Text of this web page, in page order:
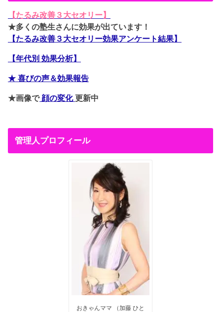
【たるみ改善３大セオリー】
★多くの塾生さんに効果が出ています！
【たるみ改善３大セオリー効果アンケート結果】
【年代別 効果分析】
★ 喜びの声＆効果報告
★画像で顔の変化更新中
管理人プロフィール
おきゃんママ （加藤 ひと